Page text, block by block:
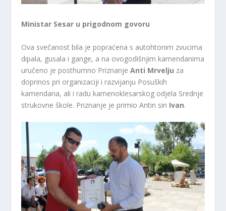
Ministar Sesar u prigodnom govoru
Ova svečanost bila je popraćena s autohtonim zvucima
dipala, gusala i gange, a na ovogodišnjim kamendanima
uručeno je posthumno PriznanjeAnti Mrvelju za
doprinos pri organizaciji i razvijanju Posuških
kamendana, ali i radu kamenoklesarskog odjela Srednje
strukovne škole. Priznanje je primio Antin sin Ivan.